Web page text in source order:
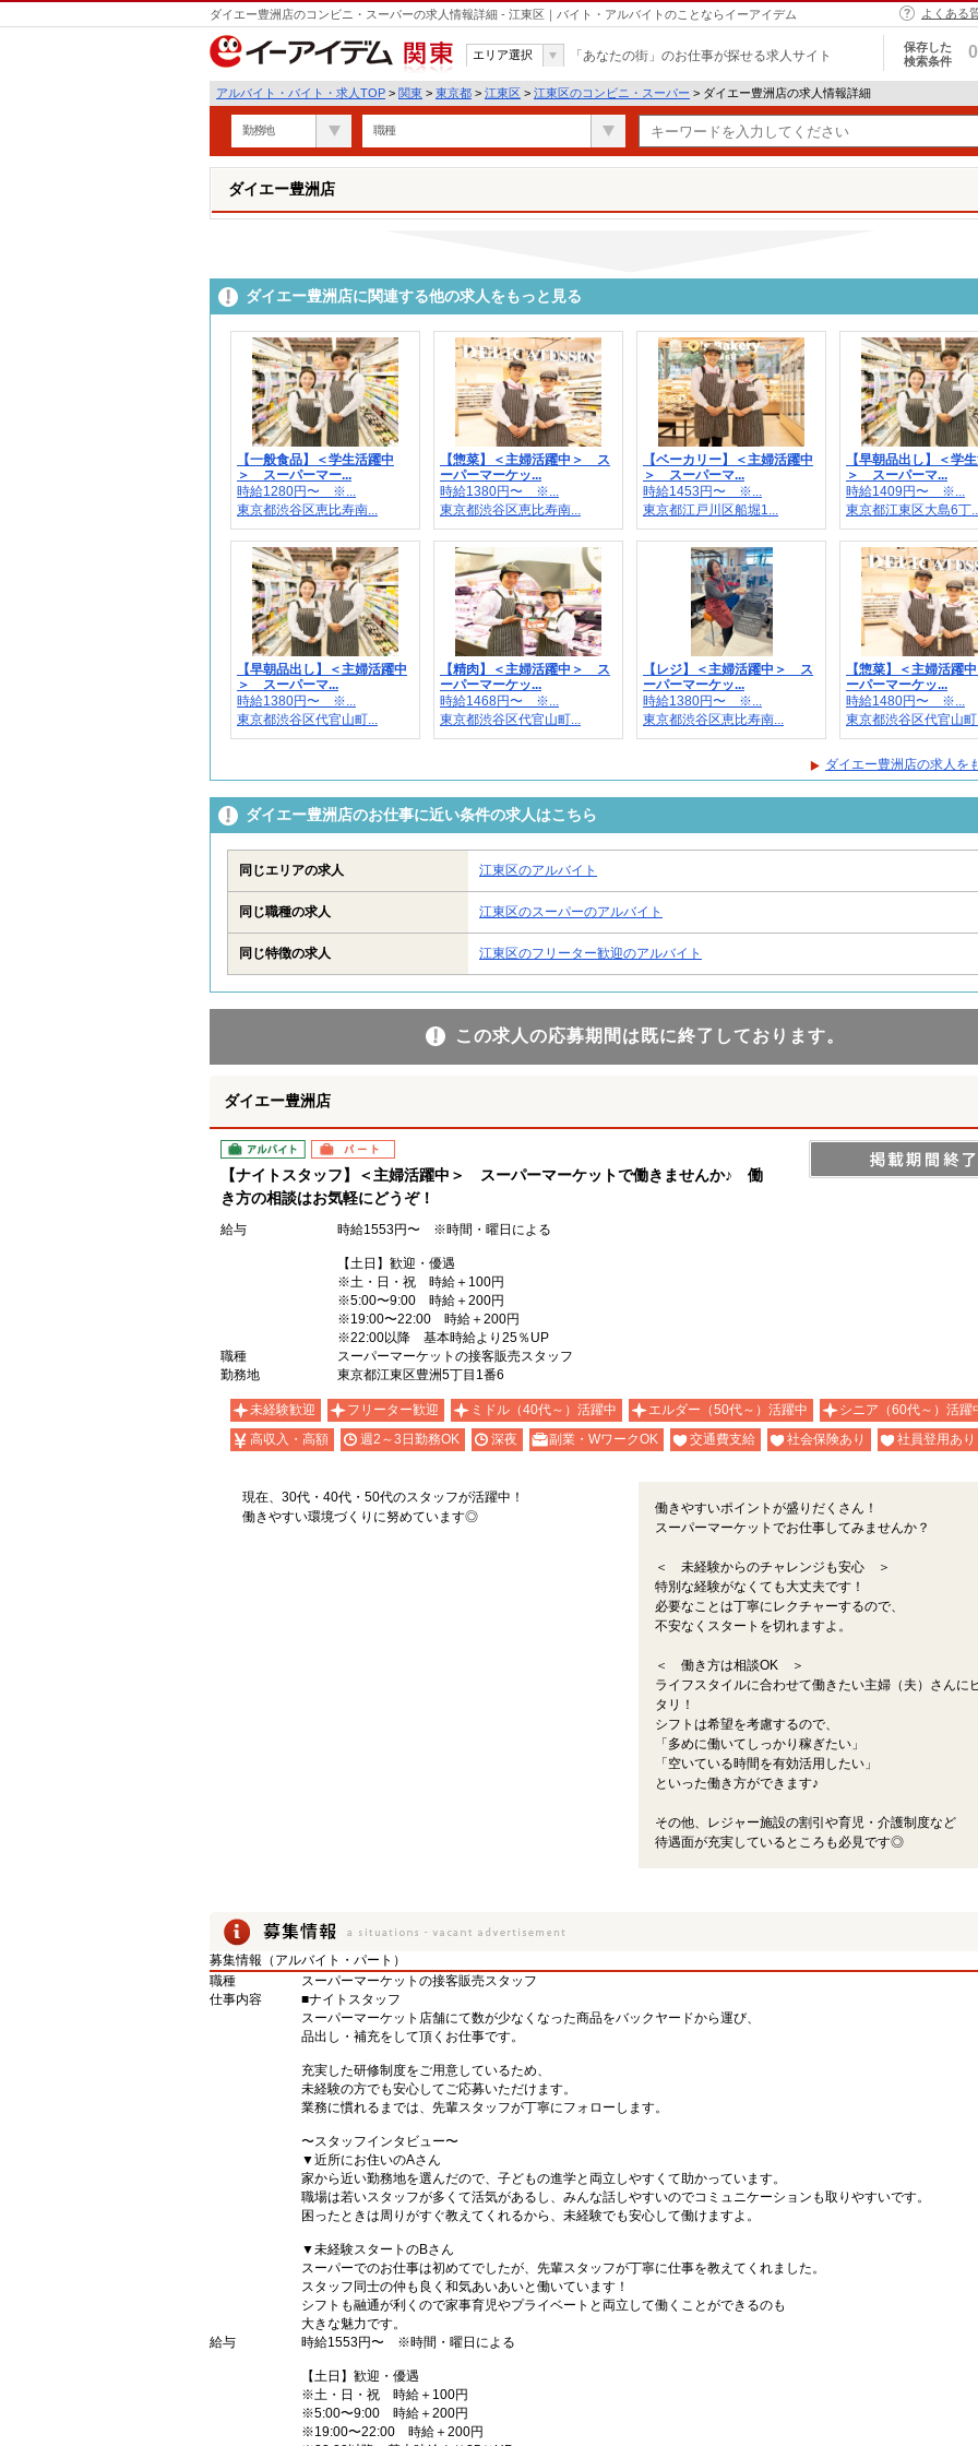
ダイエー豊洲店のコンビニ・スーパーの求人情報詳細 - 江東区｜バイト・アルバイトのことならイーアイデム よくある
関東
エリア選択 「あなたの街」のお仕事が探せる求人サイト
保存した
検索条件
0
アルバイト・バイト・求人TOP > 関東 > 東京都 > 江東区 > 江東区のコンビニ・スーパー > ダイエー豊洲店の求人情報詳細
勤務地 職種
ダイエー豊洲店
ダイエー豊洲店に関連する他の求人をもっと見る
【一般食品】＜学生活躍中
＞ スーパーマー...
時給1280円〜 ※...
東京都渋谷区恵比寿南...
【惣菜】＜主婦活躍中＞ ス
ーパーマーケッ...
時給1380円〜 ※...
東京都渋谷区恵比寿南...
【ベーカリー】＜主婦活躍中
＞ スーパーマ...
時給1453円〜 ※...
東京都江戸川区船堀1...
【早朝品出し】＜学
＞ スーパーマ...
時給1409円〜 ※...
東京都江東区大島6丁
【早朝品出し】＜主婦活躍中
＞ スーパーマ...
時給1380円〜 ※...
東京都渋谷区代官山町...
【精肉】＜主婦活躍中＞ ス
ーパーマーケッ...
時給1468円〜 ※...
東京都渋谷区代官山町...
【レジ】＜主婦活躍中＞ ス
ーパーマーケッ...
時給1380円〜 ※...
東京都渋谷区恵比寿南...
【惣菜】＜主婦活躍
ーパーマーケッ...
時給1480円〜 ※...
東京都渋谷区代官山
ダイエー豊洲店の求人を
ダイエー豊洲店のお仕事に近い条件の求人はこちら
同じエリアの求人 江東区のアルバイト
同じ職種の求人 江東区のスーパーのアルバイト
同じ特徴の求人 江東区のフリーター歓迎のアルバイト
この求人の応募期間は既に終了しております。
ダイエー豊洲店
アルバイト パート
【ナイトスタッフ】＜主婦活躍中＞ スーパーマーケットで働きませんか♪ 働
き方の相談はお気軽にどうぞ！
給与 時給1553円〜 ※時間・曜日による
【土日】歓迎・優遇
※土・日・祝 時給＋100円
※5:00〜9:00 時給＋200円
※19:00〜22:00 時給＋200円
※22:00以降 基本時給より25％UP
職種
スーパーマーケットの接客販売スタッフ
勤務地
東京都江東区豊洲5丁目1番6
未経験歓迎 フリーター歓迎 ミドル（40代～）活躍中 エルダー（50代～）活躍中
シニア（60代～）活躍
高収入・高額
週2～3日勤務OK 深夜 副業・WワークOK 交通費支給 社会保険あり 社員登用あり
現在、30代・40代・50代のスタッフが活躍中！
働きやすい環境づくりに努めています◎
働きやすいポイントが盛りだくさん！
スーパーマーケットでお仕事してみませんか？
＜ 未経験からのチャレンジも安心 ＞
特別な経験がなくても大丈夫です！
必要なことは丁寧にレクチャーするので、
不安なくスタートを切れますよ。
＜ 働き方は相談OK ＞
ライフスタイルに合わせて働きたい主婦（夫）さんに
タリ！
シフトは希望を考慮するので、
「多めに働いてしっかり稼ぎたい」
「空いている時間を有効活用したい」
といった働き方ができます♪
その他、レジャー施設の割引や育児・介護制度など
待遇面が充実しているところも必見です◎
募集情報（アルバイト・パート）
職種
スーパーマーケットの接客販売スタッフ
仕事内容
■ナイトスタッフ
スーパーマーケット店舗にて数が少なくなった商品をバックヤードから運び、
品出し・補充をして頂くお仕事です。
充実した研修制度をご用意しているため、
未経験の方でも安心してご応募いただけます。
業務に慣れるまでは、先輩スタッフが丁寧にフォローします。
〜スタッフインタビュー〜
▼近所にお住いのAさん
家から近い勤務地を選んだので、子どもの進学と両立しやすくて助かっています。
職場は若いスタッフが多くて活気があるし、みんな話しやすいのでコミュニケーションも取りやすいです。
困ったときは周りがすぐ教えてくれるから、未経験でも安心して働けますよ。
▼未経験スタートのBさん
スーパーでのお仕事は初めてでしたが、先輩スタッフが丁寧に仕事を教えてくれました。
スタッフ同士の仲も良く和気あいあいと働いています！
シフトも融通が利くので家事育児やプライベートと両立して働くことができるのも
大きな魅力です。
給与
時給1553円〜 ※時間・曜日による
【土日】歓迎・優遇
※土・日・祝 時給＋100円
※5:00〜9:00 時給＋200円
※19:00〜22:00 時給＋200円